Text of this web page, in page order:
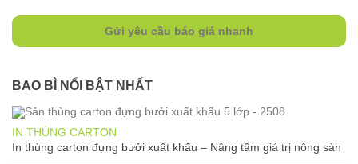
Gửi yêu cầu báo giá nhanh
BAO BÌ NỔI BẬT NHẤT
IN THÙNG CARTON
In thùng carton đựng bưởi xuất khẩu – Nâng tầm giá trị nông sản